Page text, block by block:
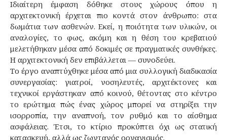
Ιδιαίτερη έμφαση δόθηκε στους χώρους όπου η
αρχιτεκτονική έρχεται πιο κοντά στον άνθρωπο: στα
δωμάτια των ασθενών. Εκεί, η ποιότητα των υλικών, οι
αναλογίες, το φως, ακόμη και η θέση του κρεβατιού
μελετήθηκαν μέσα από δοκιμές σε πραγματικές συνθήκες.
Η αρχιτεκτονική δεν επιβάλλεται — συνοδεύει.
Το έργο αναπτύχθηκε μέσα από μια συλλογική διαδικασία
συνεργασίας: γιατροί, νοσηλευτές, αρχιτέκτονες και
τεχνικοί εργάστηκαν από κοινού, θέτοντας στο κέντρο
το ερώτημα πώς ένας χώρος μπορεί να στηρίξει την
ισορροπία, την αναπνοή, τον ρυθμό και το αίσθημα
ασφάλειας. Έτσι, το κτίριο προκύπτει όχι ως στατική
κατασκευή, αλλά ως ζωντανός οργανισμός.